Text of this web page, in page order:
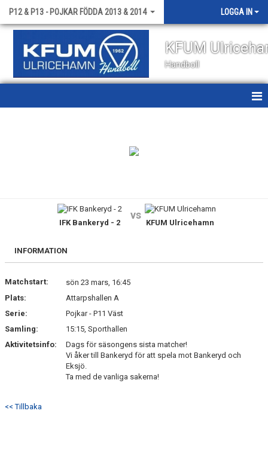
P12 & P13 - POJKAR FÖDDA 2013 & 2014 LOGGA IN
KFUM
Handboll
BILDGALLERI
KONTAKT
IFK Bankeryd - 2
vs
KFUM Ulricehamn
INFORMATION
Matchstart:
sön 23 mars, 16:45
Plats:
Attarpshallen A
Serie:
Pojkar - P11 Väst
Samling:
15:15, Sporthallen
Aktivitetsinfo:
Dags för säsongens sista matcher!
Vi åker till Bankeryd för att spela mot Bankeryd och
Eksjö.
Ta med de vanliga sakerna!
<< Tillbaka